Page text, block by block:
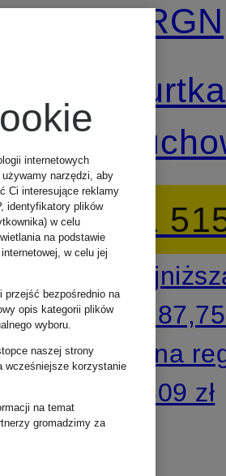
Z
BRGN
Kurtka
1
1
Cena
2 809 zł
internetowych
narzędzi, aby
Ci interesujące reklamy
identyfikatory plików
w celu
na podstawie
w celu jej
bezpośrednio na
opis kategorii plików
wyboru.
naszej strony
wcześniejsze korzystanie
na temat
gromadzimy za